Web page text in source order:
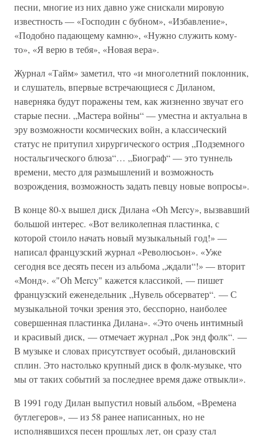
песни, многие из них давно уже снискали мировую
известность — «Господин с бубном», «Избавление»,
«Подобно падающему камню», «Нужно служить кому-
то», «Я верю в тебя», «Новая вера».
Журнал «Тайм» заметил, что «и многолетний поклонник,
и слушатель, впервые встречающиеся с Диланом,
наверняка будут поражены тем, как жизненно звучат его
старые песни. „Мастера войны“ — уместна и актуальна в
эру возможности космических войн, а классический
статус не притупил хирургического острия „Подземного
ностальгического блюза“… „Биограф“ — это туннель
времени, место для размышлений и возможность
возрождения, возможность задать певцу новые вопросы».
В конце 80-х вышел диск Дилана «Oh Mercy», вызвавший
большой интерес. «Вот великолепная пластинка, с
которой стоило начать новый музыкальный год!» —
написал французский журнал «Революсьон». «Уже
сегодня все десять песен из альбома „ждали“!» — вторит
«Монд». «"Oh Mercy" кажется классикой, — пишет
французский еженедельник „Нувель обсерватер“. — С
музыкальной точки зрения это, бесспорно, наиболее
совершенная пластинка Дилана». «Это очень интимный
и красивый диск, — отмечает журнал „Рок энд фолк“. —
В музыке и словах присутствует особый, дилановский
сплин. Это настолько крупный диск в фолк-музыке, что
мы от таких событий за последнее время даже отвыкли».
В 1991 году Дилан выпустил новый альбом, «Времена
бутлегеров», — из 58 ранее написанных, но не
исполнявшихся песен прошлых лет, он сразу стал